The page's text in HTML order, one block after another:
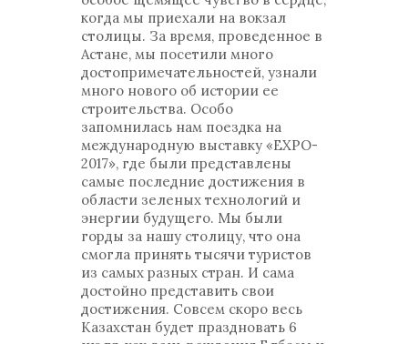
когда мы приехали на вокзал
столицы. За время, проведенное в
Астане, мы посетили много
достопримечательностей, узнали
много нового об истории ее
строительства. Особо
запомнилась нам поездка на
международную выставку «EXPO-
2017», где были представлены
самые последние достижения в
области зеленых технологий и
энергии будущего. Мы были
горды за нашу столицу, что она
смогла принять тысячи туристов
из самых разных стран. И сама
достойно представить свои
достижения. Совсем скоро весь
Казахстан будет праздновать 6